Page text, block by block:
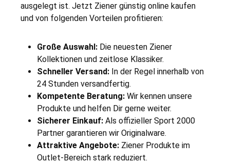
ausgelegt ist. Jetzt Ziener günstig online kaufen
und von folgenden Vorteilen profitieren:
Große Auswahl: Die neuesten Ziener
Kollektionen und zeitlose Klassiker.
Schneller Versand: In der Regel innerhalb von
24 Stunden versandfertig.
Kompetente Beratung: Wir kennen unsere
Produkte und helfen Dir gerne weiter.
Sicherer Einkauf: Als offizieller Sport 2000
Partner garantieren wir Originalware.
Attraktive Angebote: Ziener Produkte im
Outlet-Bereich stark reduziert.